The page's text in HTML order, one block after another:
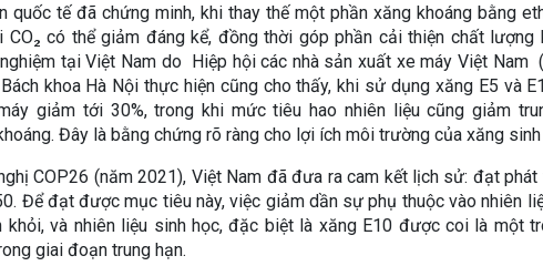
quốc tế đã chứng minh, khi thay thế một phần xăng khoáng bằng
CO₂ có thể giảm đáng kể, đồng thời góp phần cải thiện chất lượng
tại Việt Nam do Hiệp hội các nhà sản xuất xe máy Việt Nam
khoa Hà Nội thực hiện cũng cho thấy, khi sử dụng xăng E5 và
giảm tới 30%, trong khi mức tiêu hao nhiên liệu cũng giảm
Đây là bằng chứng rõ ràng cho lợi ích môi trường của xăng sinh
COP26 (năm 2021), Việt Nam đã đưa ra cam kết lịch sử: đạt
Để đạt được mục tiêu này, việc giảm dần sự phụ thuộc vào nhiên
khỏi, và nhiên liệu sinh học, đặc biệt là xăng E10 được coi là một
giai đoạn trung hạn.